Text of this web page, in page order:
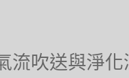
流吹送與淨